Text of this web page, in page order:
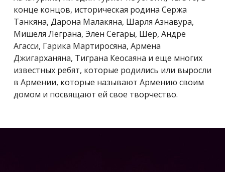
конце концов, историческая родина Сержа
Танкяна, Дарона Малакяна, Шарля Азнавура,
Мишеля Леграна, Элен Сегары, Шер, Андре
Агасси, Гарика Мартиросяна, Армена
Джигарханяна, Тиграна Кеосаяна и еще многих
известных ребят, которые родились или выросли
в Армении, которые называют Армению своим
домом и посвящают ей свое творчество.